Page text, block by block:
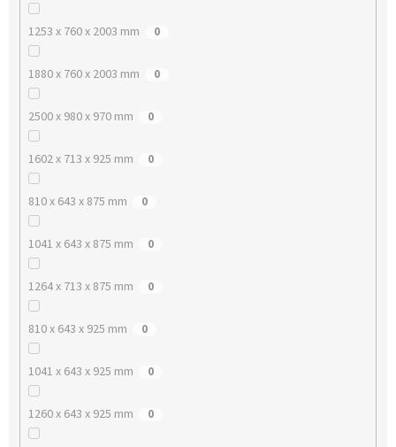
1253 x 760 x 2003 mm 0
1880 x 760 x 2003 mm 0
2500 x 980 x 970 mm 0
1602 x 713 x 925 mm 0
810 x 643 x 875 mm 0
1041 x 643 x 875 mm 0
1264 x 713 x 875 mm 0
810 x 643 x 925 mm 0
1041 x 643 x 925 mm 0
1260 x 643 x 925 mm 0